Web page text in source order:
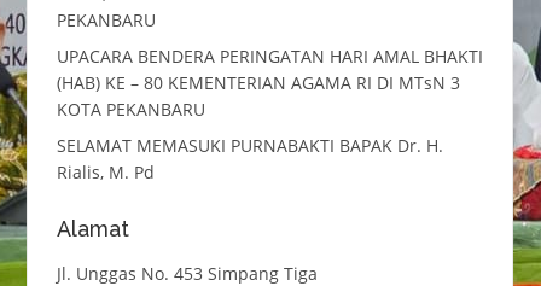
PEKANBARU
UPACARA BENDERA PERINGATAN HARI AMAL BHAKTI
(HAB) KE – 80 KEMENTERIAN AGAMA RI DI MTsN 3
KOTA PEKANBARU
SELAMAT MEMASUKI PURNABAKTI BAPAK Dr. H.
Rialis, M. Pd
Alamat
Jl. Unggas No. 453 Simpang Tiga